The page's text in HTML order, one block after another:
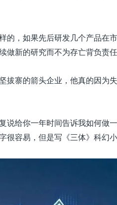
的，如果先后研发几个产品在
做新的研究而不为存亡背负责任
拔寨的箭头企业，他真的因为
说给你一年时间告诉我如何做
容易，但是写《三体》科幻小